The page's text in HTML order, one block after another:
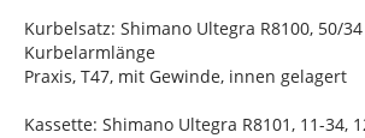
Kurbelsatz: Shimano Ultegra R8100, 50/
Kurbelarmlänge
Praxis, T47, mit Gewinde, innen gelagert
Kassette: Shimano Ultegra R8101, 11-34,